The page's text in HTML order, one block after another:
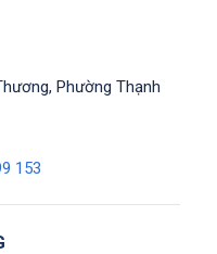
Phường Thạnh
153